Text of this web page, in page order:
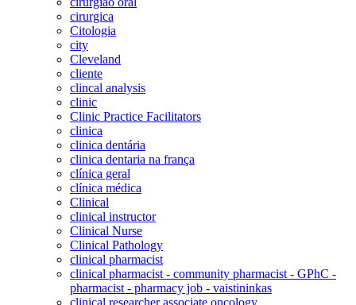
cirurgica
Citologia
city
Cleveland
cliente
clincal analysis
clinic
Clinic Practice Facilitators
clinica
clinica dentária
clinica dentaria na frança
clínica geral
clínica médica
Clinical
clinical instructor
Clinical Nurse
Clinical Pathology
clinical pharmacist
clinical pharmacist - community pharmacist - GPhC -
pharmacist - pharmacy job - vaistininkas
clinical researcher associate oncology